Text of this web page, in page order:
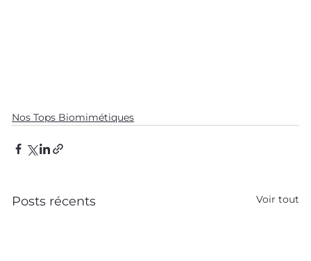
Nos Tops Biomimétiques
Posts récents Voir tout